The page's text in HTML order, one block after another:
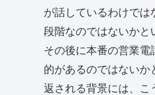
が話しているわけでは
段階なのではないかと
その後に本番の営業電
的があるのではないか
返される背景には、こ